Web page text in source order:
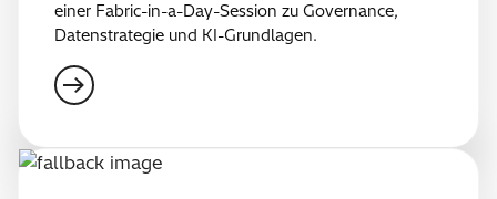
einer Fabric-in-a-Day-Session zu Governance,
Datenstrategie und KI-Grundlagen.